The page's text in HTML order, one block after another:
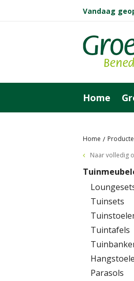
Home
Vandaag
Home
Naar volledig
Tuinsets
Tuintafels
Parasols